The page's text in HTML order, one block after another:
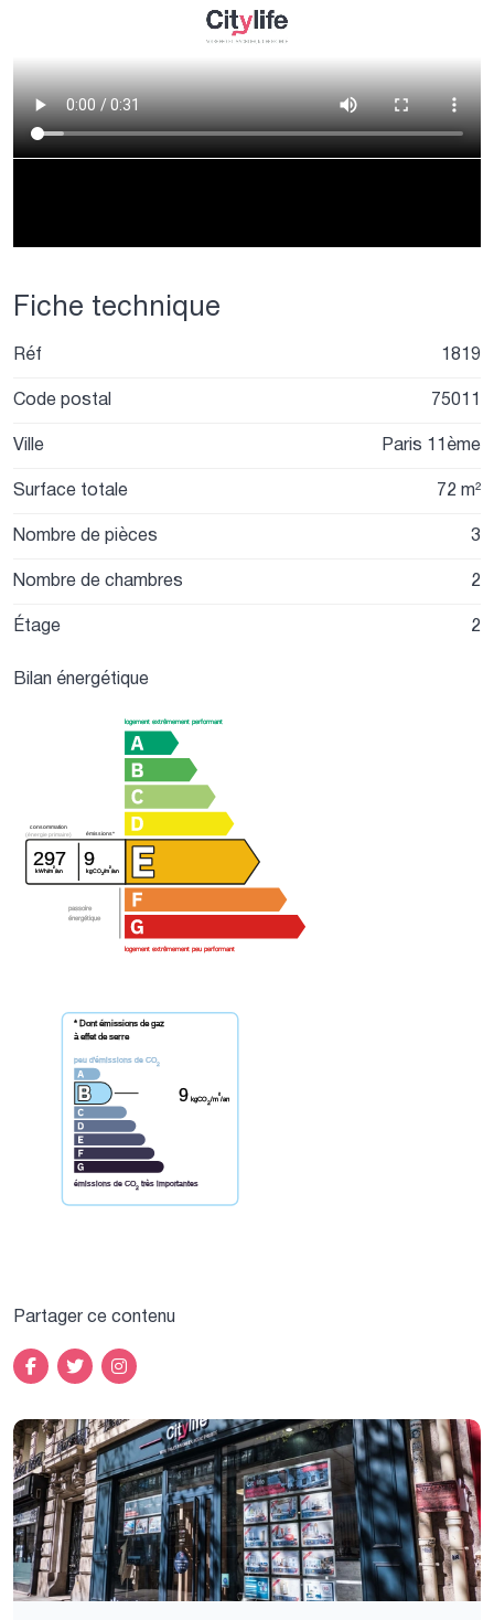
Fiche technique
Réf
1819
Code postal
75011
Ville
Paris 11ème
Surface totale
72 m²
Nombre de pièces
3
Nombre de chambres
2
Étage
2
Bilan énergétique
passoire
énergétique
logement extrêmement performant
logement extrêmement peu performant
consommation
(énergie primaire)
297
kWh/m²/an
émissions*
9
kgCO2/m
²
/an
* Dont émissions de gaz
à effet de serre
peu d'émissions de CO2
émissions de CO2très importantes
9 kgCO2/m²/an
Partager ce contenu